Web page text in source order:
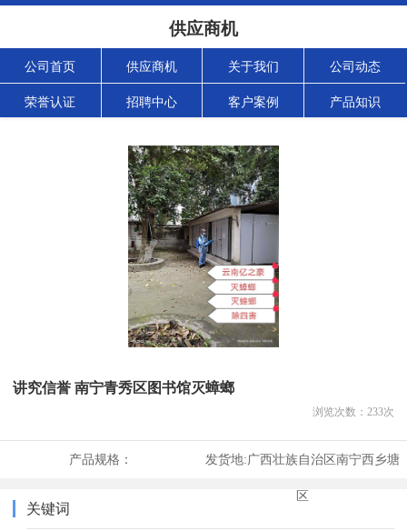
供应商机
公司首页 供应商机 关于我们 公司动态
荣誉认证 招聘中心 客户案例 产品知识
讲究信誉 南宁青秀区图书馆灭蟑螂
浏览次数： 233次
产品规格： 发货地:广西壮族自治区南宁西乡塘
区
关键词